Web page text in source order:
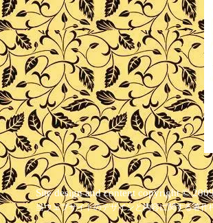
Site design and content copyright ©
当ウェブサイトのデザインと内容に関する著作